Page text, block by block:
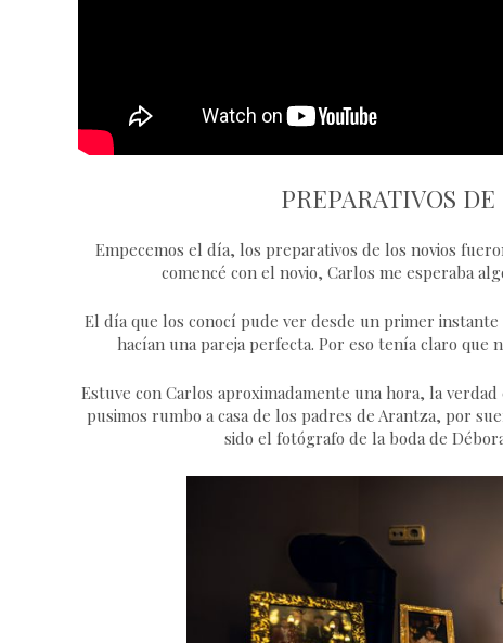
PREPARATIVOS
Empecemos el día, los preparativos de los novios
comencé con el novio, Carlos me esperaba
El día que los conocí pude ver desde un primer
hacían una pareja perfecta. Por eso tenía claro que
Estuve con Carlos aproximadamente una hora, la
pusimos rumbo a casa de los padres de Arantza, por
sido el fotógrafo de la boda de